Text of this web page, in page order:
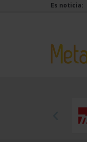
Es noticia: